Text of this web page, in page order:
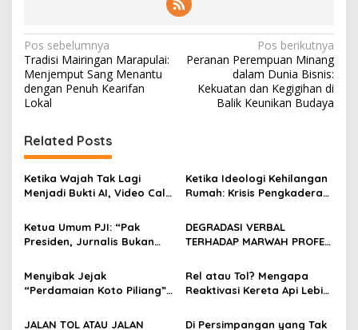
N
a
v
g
a
s
p
o
s
Pos sebelumnya
Tradisi Mairingan Marapulai:
Menjemput Sang Menantu
dengan Penuh Kearifan
Lokal
Pos berikutnya
Peranan Perempuan Minang
dalam Dunia Bisnis:
Kekuatan dan Kegigihan di
Balik Keunikan Budaya
Related Posts
Ketika Wajah Tak Lagi
Menjadi Bukti AI, Video Call,
Digital Oleh: Ardy Mu’tamar
Ketika Ideologi Kehilangan
Rumah: Krisis Pengkaderan
dalam Bayang-Bayang
Kepemimpinan yang
Ketua Umum PJI: “Pak
Presiden, Jurnalis Bukan
DEGRADASI VERBAL
TERHADAP MARWAH PROFESI
ABUSE OF INFLUENCE OLEH
OKNUM ADVOKAT HOTMAN
Menyibak Jejak
“Perdamaian Koto Piliang”:
Bapaneh di Nagari
Rel atau Tol? Mengapa
Reaktivasi Kereta Api Lebih
Tol yang Membelah Nagari
JALAN TOL ATAU JALAN
Di Persimpangan yang Tak